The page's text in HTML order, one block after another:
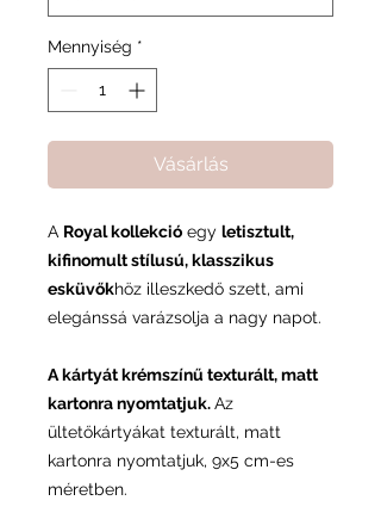
Mennyiség *
Vásárlás
A Royal kollekció egy letisztult,
kifinomult stílusú, klasszikus
esküvőkhöz illeszkedő szett, ami
elegánssá varázsolja a nagy napot.
A kártyát krémszínű texturált, matt
kartonra nyomtatjuk.Az
ültetőkártyákat texturált, matt
kartonra nyomtatjuk, 9x5 cm-es
méretben.